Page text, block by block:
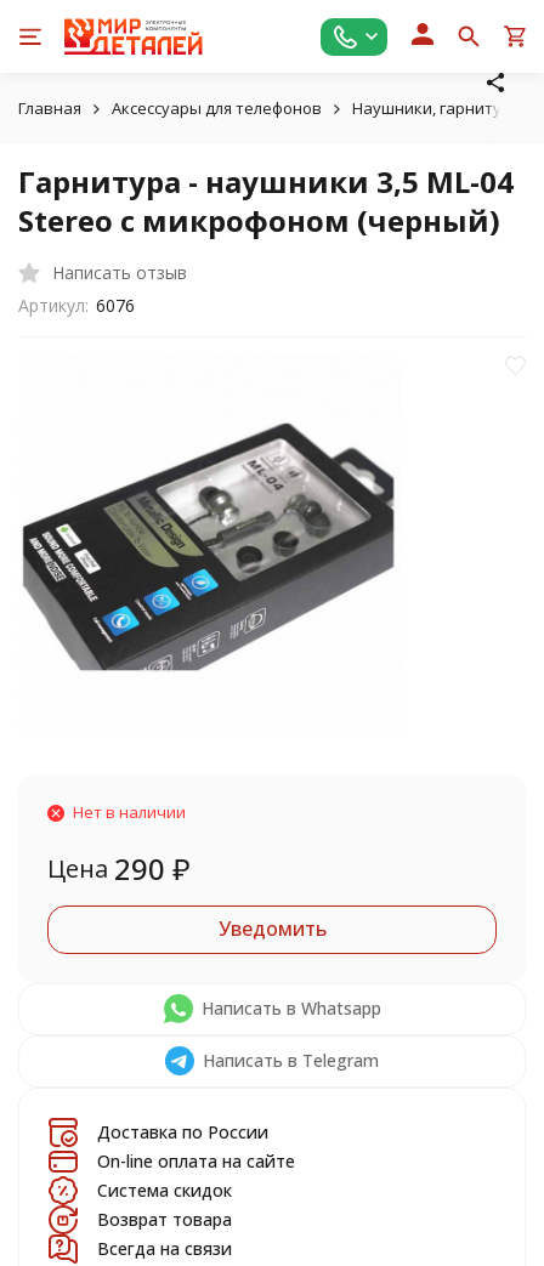
Главная Аксессуары для телефонов Наушники, гарнитуры
Гарнитура - наушники 3,5 ML-04
Stereo с микрофоном (черный)
Написать отзыв
Артикул: 6076
Нет в наличии
Цена 290 ₽
Уведомить
Написать в Whatsapp
Написать в Telegram
Доставка по России
On-line оплата на сайте
Система скидок
Возврат товара
Всегда на связи